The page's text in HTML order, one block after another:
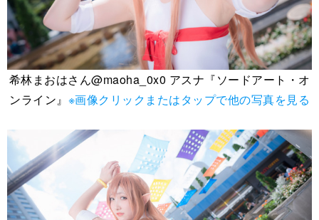
希林まおはさん@maoha_0x0 アスナ『ソードアート・オ
ンライン』 ※画像クリックまたはタップで他の写真を見る